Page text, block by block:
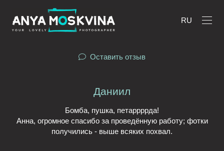
RU
Оставить отзыв
Даниил
Бомба, пушка, петаррррда!
Анна, огромное спасибо за проведённую работу; фотки
получились - выше всяких похвал.